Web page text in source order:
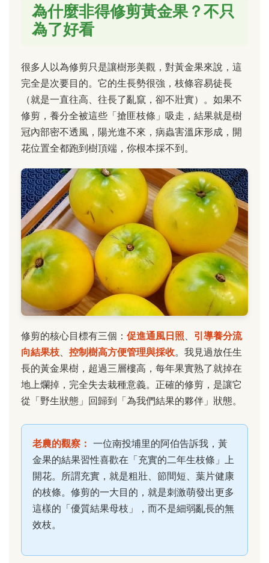
為什麼非得修剪黃金果？不只
為了好看
很多人以為修剪只是讓樹形美觀，對黃金果來說，這
完全是次要目的。它的生長勢很強，枝條容易徒長
（就是一直往高、往長了亂竄，卻不壯實）。如果不
修剪，養分全被這些「搶匪枝條」吸走，結果就是樹
冠內部密不透風，陽光進不來，病蟲害溫床形成，開
花位置全都跑到樹頂端，你根本採不到。
修剪的核心目標有三個： 促進通風日照
引導養分流
向結果枝
控制樹高方便管理與採收。我見過放任生
長的黃金果樹，超過三層樓高，每年果實熟了就掉在
地上爛掉，完全失去栽種意義。正確的修剪，是讓它
從「野生狀態」回歸到「為我們結果的夥伴」狀態。
老農的觀察： 一位南投埔里的阿伯告訴我，黃
金果的結果習性喜歡在「充實的二年生枝條」上
開花。所謂充實，就是粗壯、節間短、葉片健康
的枝條。修剪的一大目的，就是刺激萌發出更多
這樣的「優質結果母枝」，而不是細弱亂長的無
效枝。